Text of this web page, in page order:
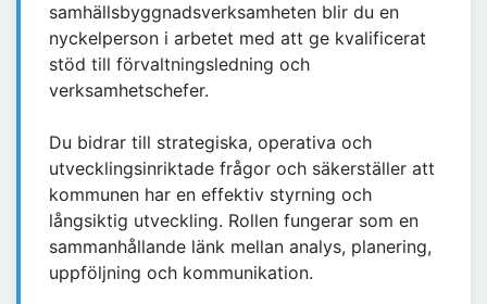
samhällsbyggnadsverksamheten blir du en
nyckelperson i arbetet med att ge kvalificerat
stöd till förvaltningsledning och
verksamhetschefer.
Du bidrar till strategiska, operativa och
utvecklingsinriktade frågor och säkerställer att
kommunen har en effektiv styrning och
långsiktig utveckling. Rollen fungerar som en
sammanhållande länk mellan analys, planering,
uppföljning och kommunikation.